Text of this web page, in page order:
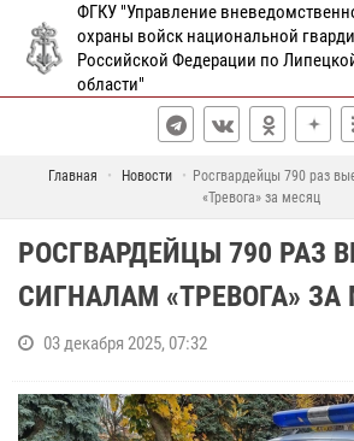
ФГКУ "Управление
охраны войск национальной
Российской Федерации по
области"
Главная Новости
Росгвардейцы 790 раз
«Тревога» за месяц
РОСГВАРДЕЙЦЫ 790 РАЗ
СИГНАЛАМ «ТРЕВОГА» ЗА
03 декабря 2025, 07:32